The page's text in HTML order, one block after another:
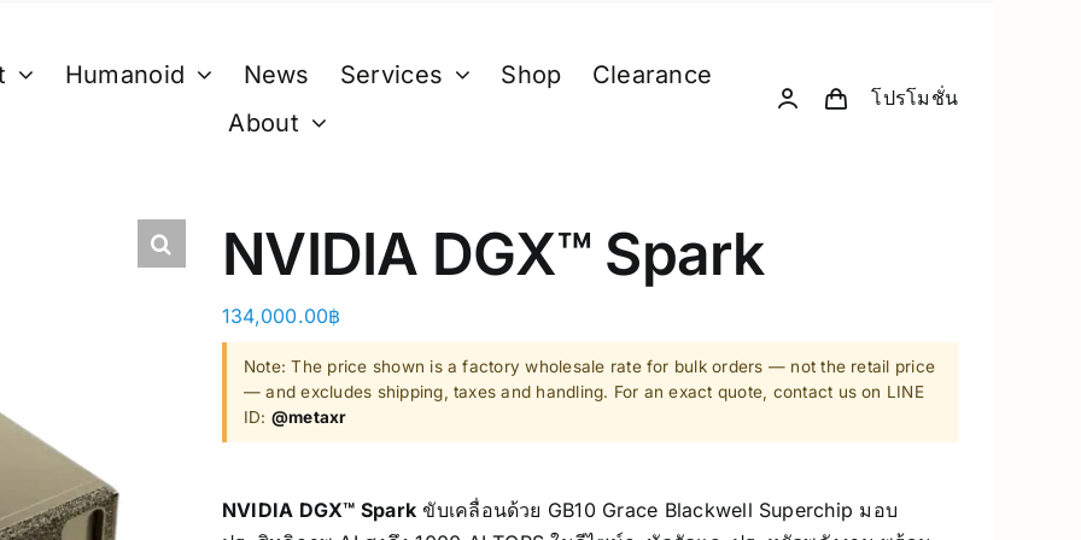
Ray-Ban Meta Glasses
Microsoft Hololens 2
Bestseller
Supermicro GPU Server
Mini/Micro PC & eGPU
Unitree-Humanoid
Robodog
Accessories
Humanoid News Services Shop
Clearance
About
โปรโมชั่น
NVIDIA DGX™ Spark
134,000.00฿
Note: The price shown is a factory wholesale rate for bulk orders — not the retail price
— and excludes shipping, taxes and handling. For an exact quote, contact us on LINE
ID: @metaxr
NVIDIA DGX™ Spark ขับเคลื่อนด้วย GB10 Grace Blackwell Superchip มอบ